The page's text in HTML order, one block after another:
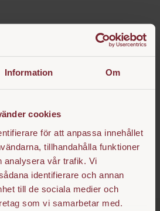
Information Om
cookies
för att anpassa innehållet
tillhandahålla funktioner
analysera vår trafik. Vi
identifierare och annan
till de sociala medier och
som vi samarbetar med.
stallkvast med borst av Mixfiber,
den dagliga städningen av stallet.
snabbt och enkelt att sopa bort hö,
säljs separat.